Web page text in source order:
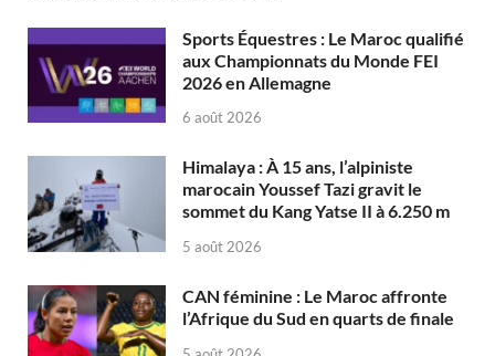
Sports Équestres : Le Maroc qualifié
aux Championnats du Monde FEI
2026 en Allemagne
6 août 2026
Himalaya : À 15 ans, l’alpiniste
marocain Youssef Tazi gravit le
sommet du Kang Yatse II à 6.250 m
5 août 2026
CAN féminine : Le Maroc affronte
l’Afrique du Sud en quarts de finale